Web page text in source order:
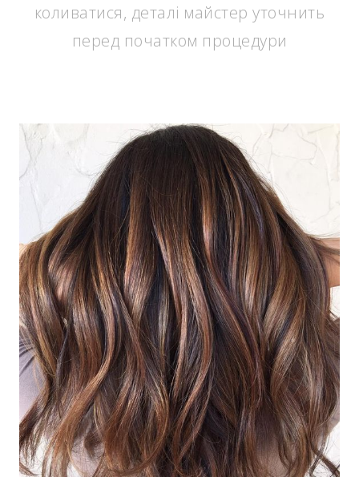
коливатися, деталі майстер уточнить
перед початком процедури